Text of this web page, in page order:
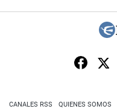
CANALES RSS QUIENES SOMOS